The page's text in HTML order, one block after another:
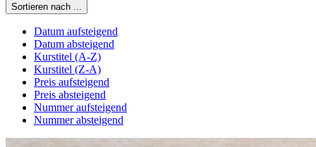
Sortieren nach ...
Datum aufsteigend
Datum absteigend
Kurstitel (A-Z)
Kurstitel (Z-A)
Preis aufsteigend
Preis absteigend
Nummer aufsteigend
Nummer absteigend